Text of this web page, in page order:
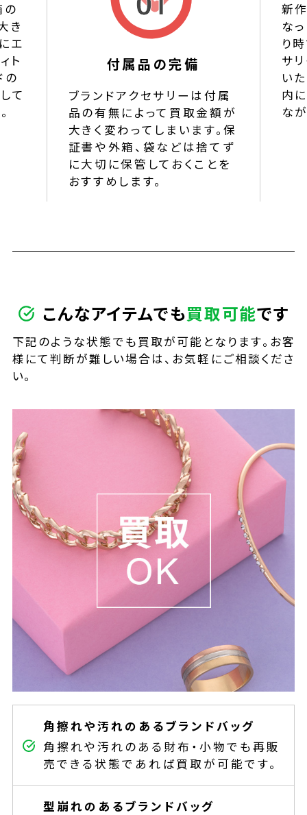
の
き
エ
ト
の
て
付属品の完備
ブランドアクセサリーは付属
品の有無によって買取金額が
大きく変わってしまいます。保
証書や外箱、袋などは捨てず
に大切に保管しておくことを
おすすめします。
新
な
り
サ
い
内
な
こんなアイテムでも買取可能です
下記のような状態でも買取が可能となります。お客
様にて判断が難しい場合は、お気軽にご相談くださ
い。
角擦れや汚れのあるブランドバッグ
角擦れや汚れのある財布・小物でも再販
売できる状態であれば買取が可能です。
型崩れのあるブランドバッグ